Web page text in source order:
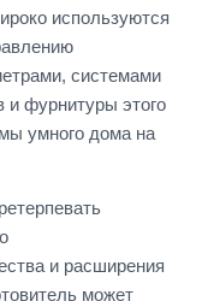
используются
системами
фурнитуры этого
умного дома на
и расширения
может